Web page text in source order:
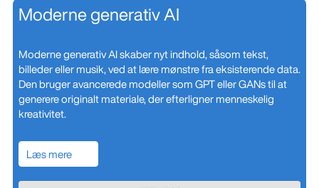
Moderne generativ AI
Moderne generativ AI skaber nyt indhold, såsom tekst,
billeder eller musik, ved at lære mønstre fra eksisterende data.
Den bruger avancerede modeller som GPT eller GANs til at
generere originalt materiale, der efterligner menneskelig
kreativitet.
Læs mere